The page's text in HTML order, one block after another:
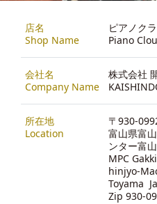
店名
Shop Name
ピアノク
Piano
会社名
Company Name
株式会社
所在地
Location
〒930-
富山県富
ンター富山
MPC
hinjyo-
Toyama
Zip 930-